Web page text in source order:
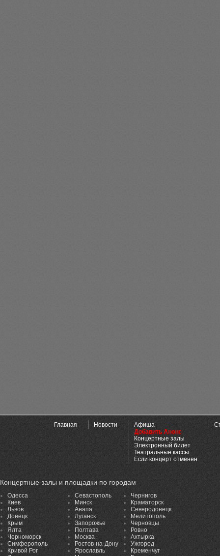
Главная Новости
Афиша
Добавить Анонс
Концертные залы
Электронный билет
Театральные кассы
Если концерт отменен
Концертные залы и площадки по городам
Одесса
Киев
Львов
Донецк
Крым
Ялта
Черноморск
Симферополь
Кривой Рог
Севастополь
Минск
Анапа
Луганск
Запорожье
Полтава
Москва
Ростов-на-Дону
Ярославль
Чернигов
Краматорск
Северодонецк
Мелитополь
Черновцы
Ровно
Ахтырка
Ужгород
Кременчуг